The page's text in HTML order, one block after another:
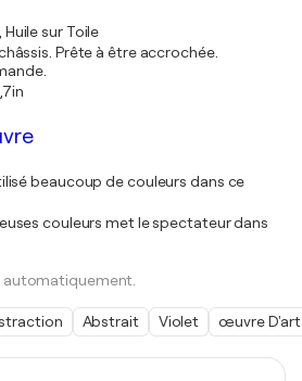
sur Toile
Prête à être accrochée.
beaucoup de couleurs dans ce
couleurs met le spectateur dans
Abstrait Violet œuvre D'art